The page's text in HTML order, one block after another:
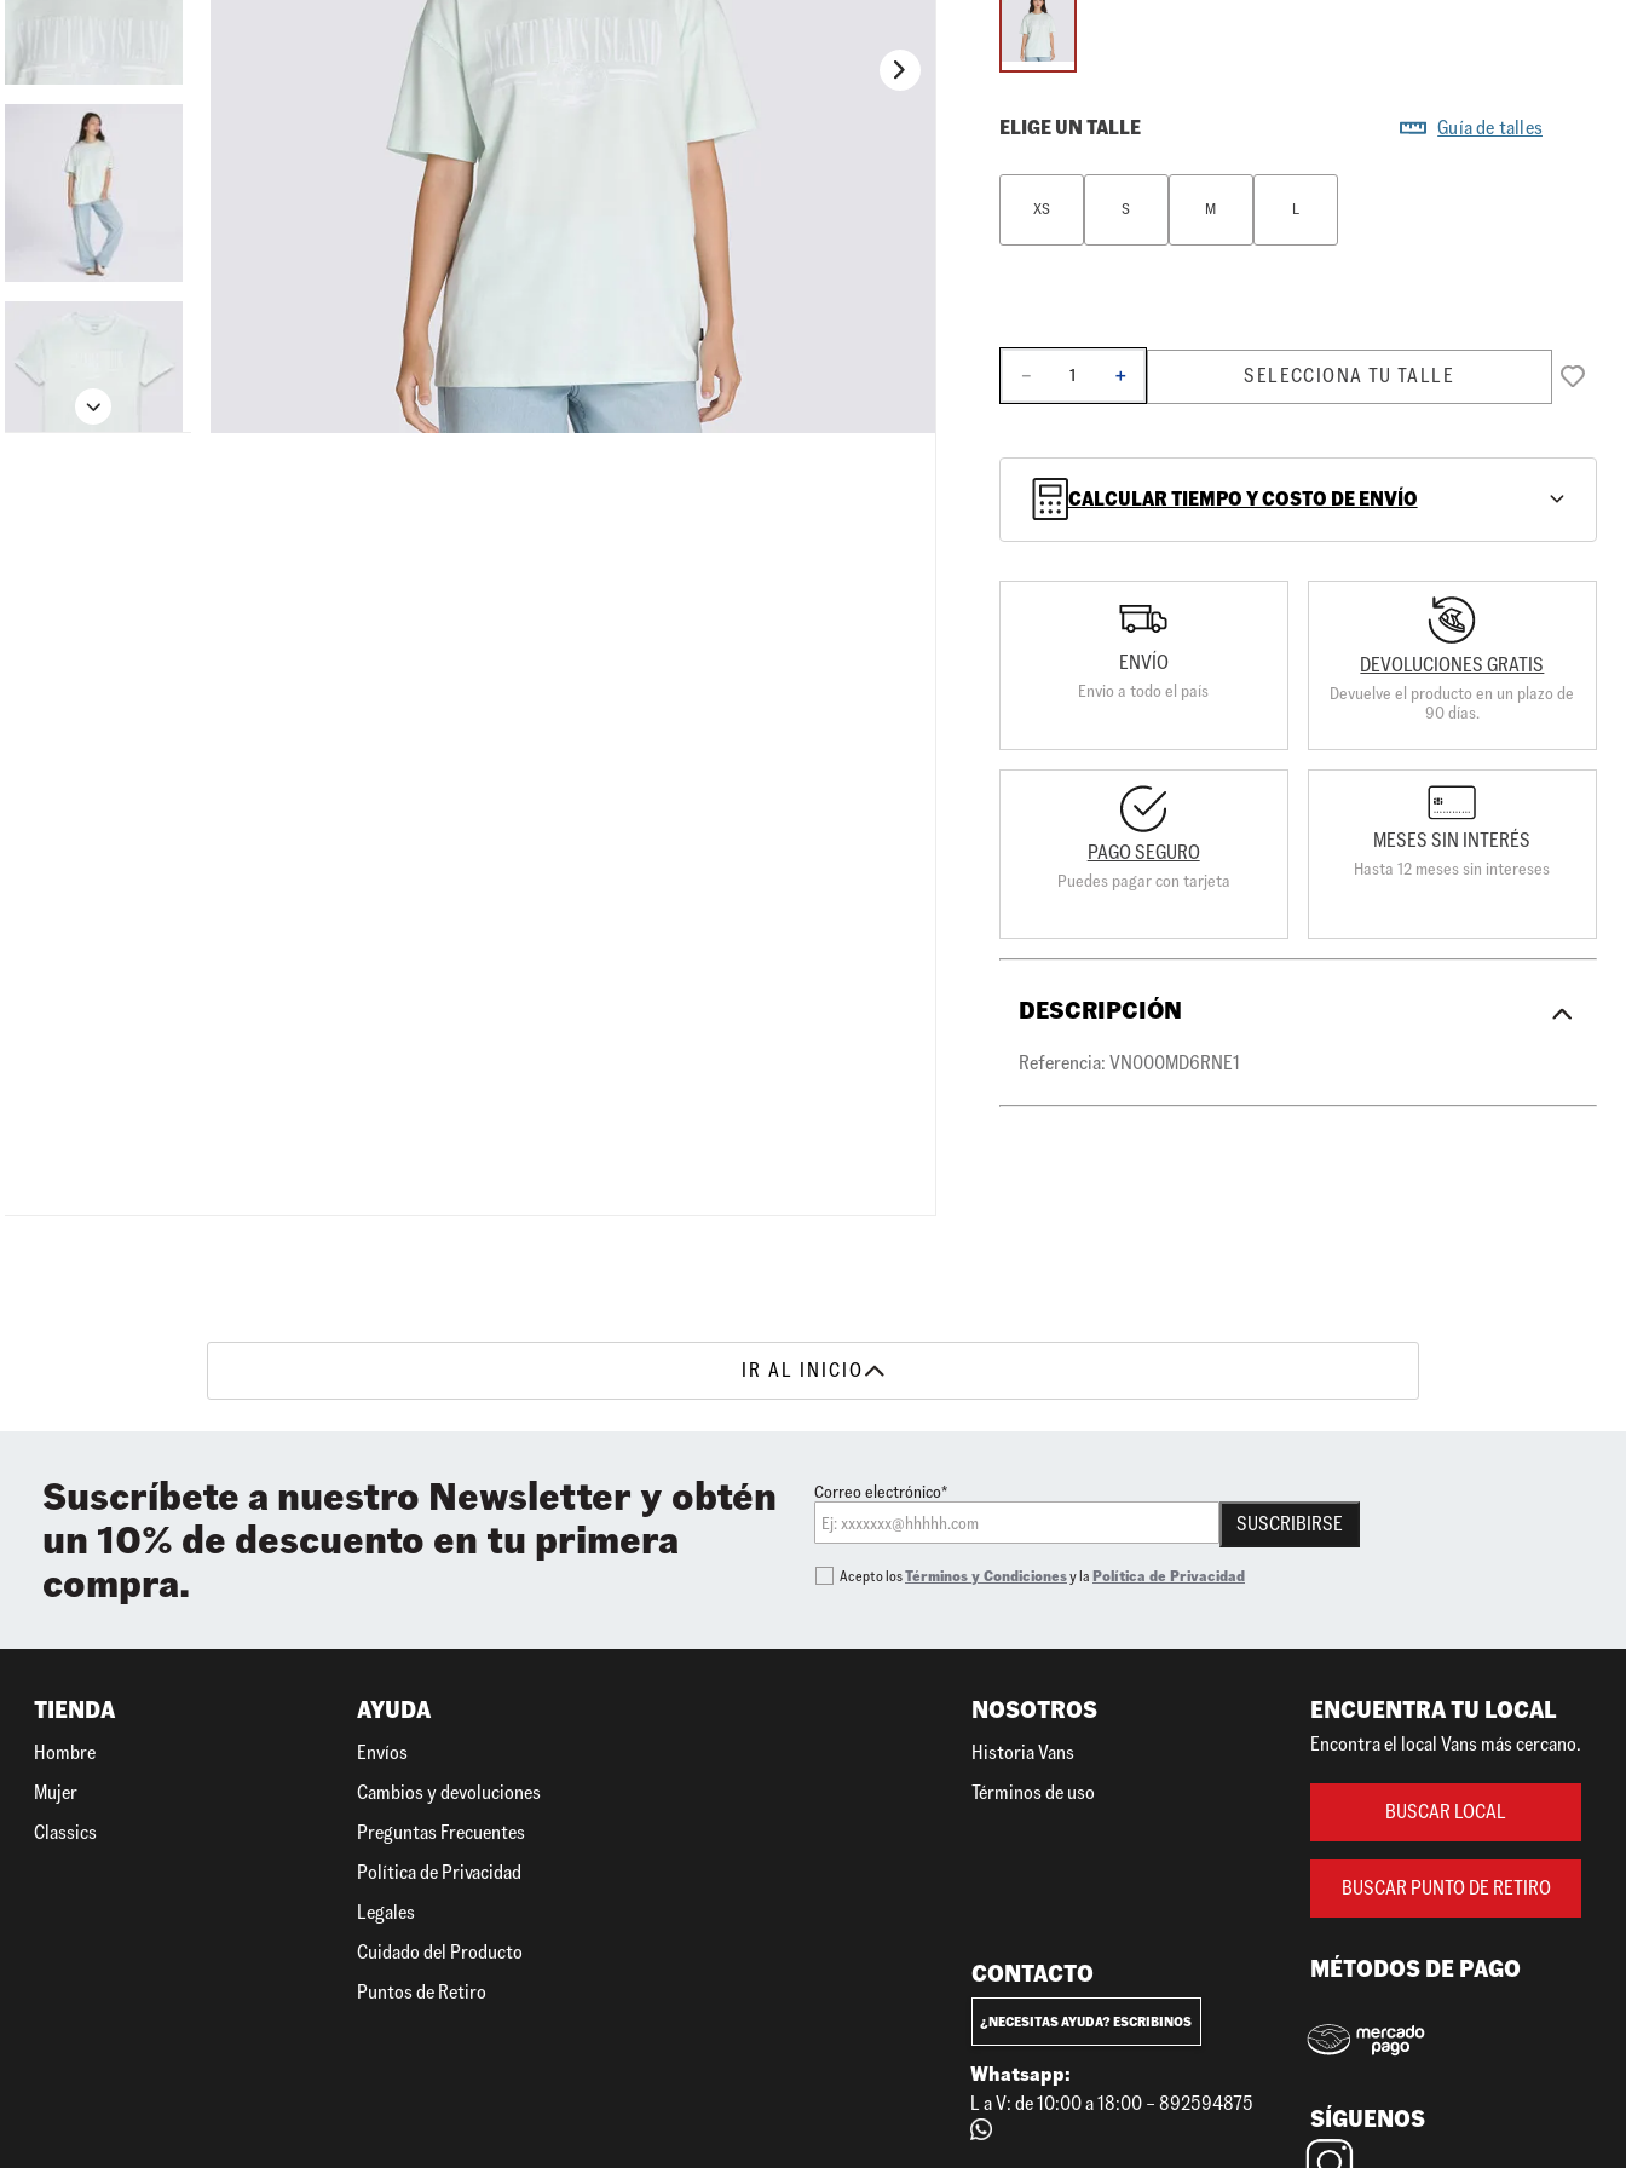
ELIGE UN TALLE Guía de talles
L
M
S
XS
＋
－ SELECCIONA TU TALLE
CALCULAR TIEMPO Y COSTO DE ENVÍO
ENVÍO
Envio a todo el país
DEVOLUCIONES GRATIS
Devuelve el producto en un plazo de
90 días.
PAGO SEGURO
Puedes pagar con tarjeta
MESES SIN INTERÉS
Hasta 12 meses sin intereses
DESCRIPCIÓN
Referencia: VN000MD6RNE1
IR AL INICIO
Suscríbete a nuestro Newsletter y obtén
un 10% de descuento en tu primera
compra.
Correo electrónico*
SUSCRIBIRSE
Acepto losTérminos y Condicionesy la Política de Privacidad
TIENDA
Hombre
Mujer
Classics
AYUDA
Envíos
Cambios y devoluciones
Preguntas Frecuentes
Política de Privacidad
Legales
Cuidado del Producto
Puntos de Retiro
NOSOTROS
Historia Vans
Términos de uso
ENCUENTRA TU LOCAL
Encontra el local Vans más cercano.
BUSCAR LOCAL
BUSCAR PUNTO DE RETIRO
CONTACTO
¿NECESITAS AYUDA? ESCRIBINOS
Whatsapp:
L a V: de 10:00 a 18:00 – 892594875
MÉTODOS DE PAGO
SÍGUENOS